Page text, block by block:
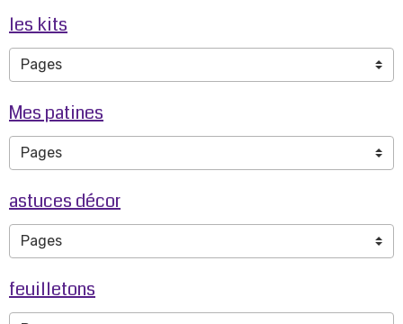
les kits
Mes patines
astuces décor
feuilletons